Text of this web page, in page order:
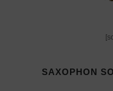
SAXOPHON